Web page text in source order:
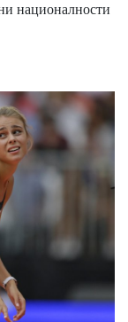
националности